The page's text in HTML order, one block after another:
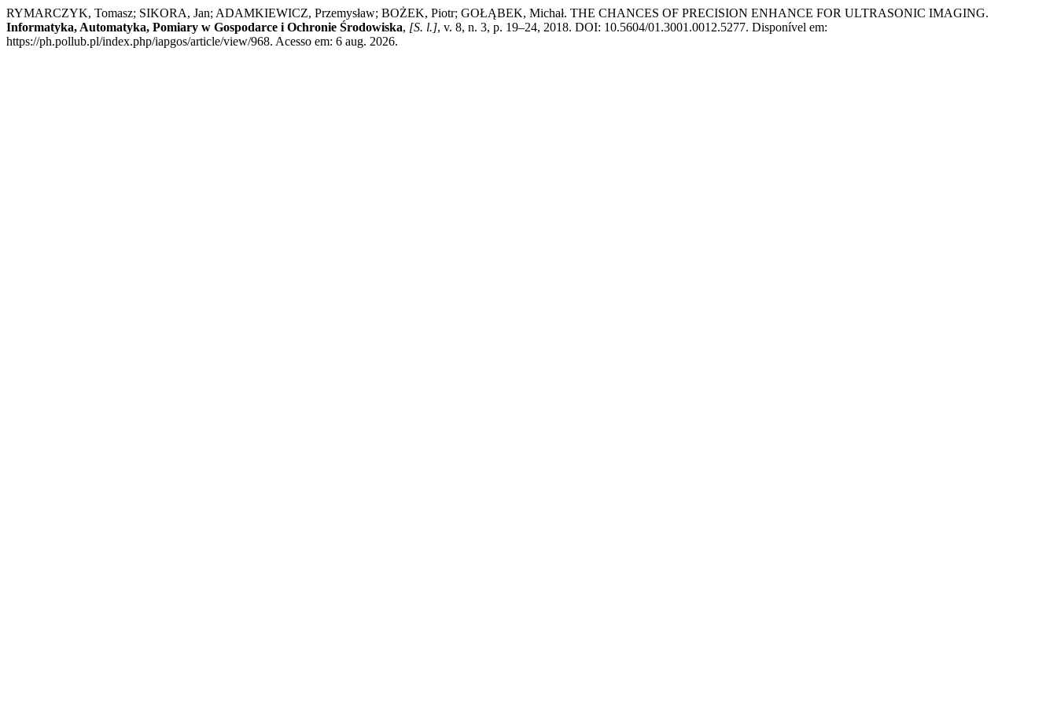
RYMARCZYK, Tomasz; SIKORA, Jan; ADAMKIEWICZ, Przemysław; BOŻEK, Piotr; GOŁĄBEK, Michał. THE CHANCES OF PRECISION ENHANCE FOR ULTRASONIC IMAGING.
Informatyka, Automatyka, Pomiary w Gospodarce i Ochronie Środowiska, [S. l.], v. 8, n. 3, p. 19–24, 2018. DOI: 10.5604/01.3001.0012.5277. Disponível em:
https://ph.pollub.pl/index.php/iapgos/article/view/968. Acesso em: 6 aug. 2026.